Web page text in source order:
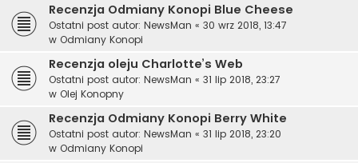
Recenzja Odmiany Konopi Blue Cheese
Ostatni post autor: NewsMan « 30 wrz 2018, 13:47
w Odmiany Konopi
Recenzja oleju Charlotte’s Web
Ostatni post autor: NewsMan « 31 lip 2018, 23:27
w Olej Konopny
Recenzja Odmiany Konopi Berry White
Ostatni post autor: NewsMan « 31 lip 2018, 23:20
w Odmiany Konopi